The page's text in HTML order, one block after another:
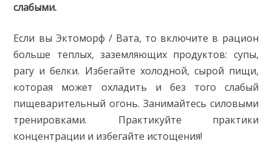
слабыми.
Если вы Эктоморф / Вата, то включите в рацион
больше теплых, заземляющих продуктов: супы,
рагу и белки. Избегайте холодной, сырой пищи,
которая может охладить и без того слабый
пищеварительный огонь. Занимайтесь силовыми
тренировками. Практикуйте практики
концентрации и избегайте истощения!